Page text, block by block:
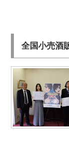
全国小売酒